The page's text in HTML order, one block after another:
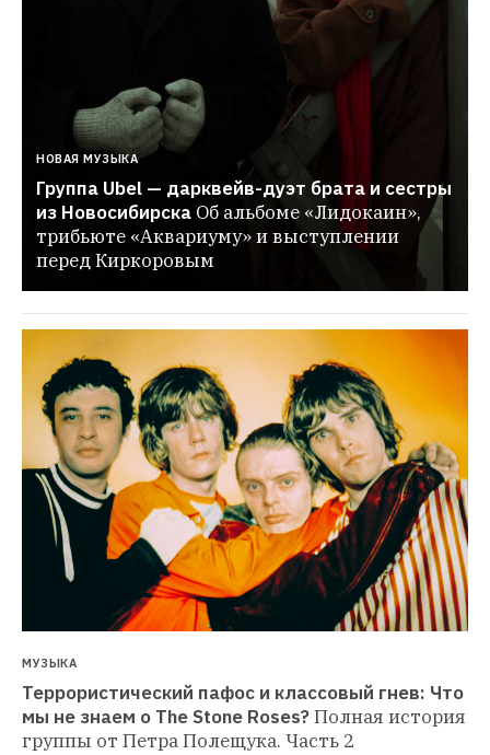
НОВАЯ МУЗЫКА
Группа Ubel — дарквейв-дуэт брата и сестры
из Новосибирска Об альбоме «Лидокаин»,
трибьюте «Аквариуму» и выступлении
перед Киркоровым
МУЗЫКА
Террористический пафос и классовый гнев: Что
мы не знаем о The Stone Roses?Полная история
группы от Петра Полещука. Часть 2